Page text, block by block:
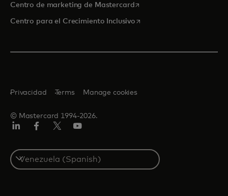
Centro de marketing de Mastercardse abre en una pestaña
Centro para el Crecimiento Inclusivose abre en una pestaña
© Mastercard 1994-2026.
Privacidad Terms Manage cookies
Select
a
country